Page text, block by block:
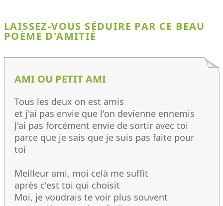
LAISSEZ-VOUS SÉDUIRE PAR CE BEAU
POÈME D'AMITIÉ
AMI OU PETIT AMI
Tous les deux on est amis
et j'ai pas envie que l'on devienne ennemis
J'ai pas forcément envie de sortir avec toi
parce que je sais que je suis pas faite pour
toi
Meilleur ami, moi celà me suffit
après c'est toi qui choisit
Moi, je voudrais te voir plus souvent